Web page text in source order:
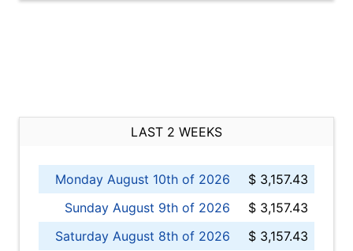
LAST 2 WEEKS
Monday August 10th of 2026
$ 3,157.43
Sunday August 9th of 2026
$ 3,157.43
Saturday August 8th of 2026
$ 3,157.43